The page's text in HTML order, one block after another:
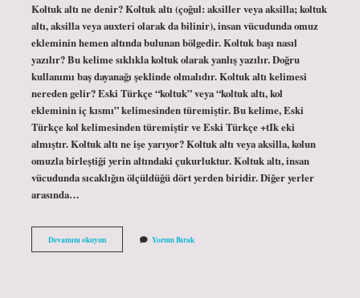
Koltuk altı ne denir? Koltuk altı (çoğul: aksiller veya aksilla; koltuk
altı, aksilla veya auxteri olarak da bilinir), insan vücudunda omuz
ekleminin hemen altında bulunan bölgedir. Koltuk başı nasıl
yazılır? Bu kelime sıklıkla koltuk olarak yanlış yazılır. Doğru
kullanımı baş dayanağı şeklinde olmalıdır. Koltuk altı kelimesi
nereden gelir? Eski Türkçe “koltuk” veya “koltuk altı, kol
ekleminin iç kısmı” kelimesinden türemiştir. Bu kelime, Eski
Türkçe kol kelimesinden türemiştir ve Eski Türkçe +tIk eki
almıştır. Koltuk altı ne işe yarıyor? Koltuk altı veya aksilla, kolun
omuzla birleştiği yerin altındaki çukurluktur. Koltuk altı, insan
vücudunda sıcaklığın ölçüldüğü dört yerden biridir. Diğer yerler
arasında…
Devamını okuyunKoltuk
Alti
Yorum Bırak